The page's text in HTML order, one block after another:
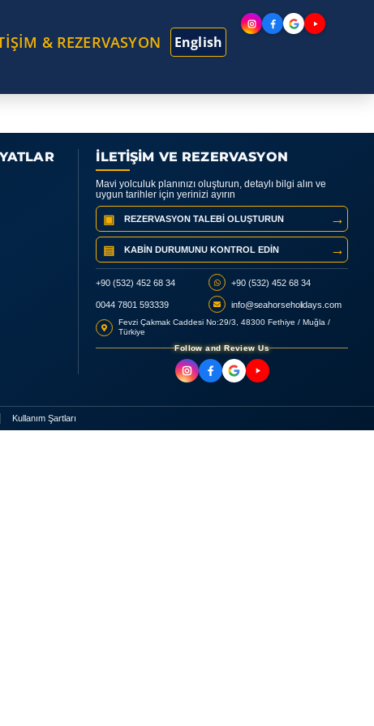
& REZERVASYON English
İLETİŞİM VE REZERVASYON
Mavi yolculuk planınızı oluşturun, detaylı bilgi alın ve
uygun tarihler için yerinizi ayırın
▣ REZERVASYON TALEBI OLUŞTURUN →
▤ KABIN DURUMUNU KONTROL EDIN →
+90 (532) 452 68 34 +90 (532) 452 68 34
0044 7801 593339 info@seahorseholidays.com
Fevzi Çakmak Caddesi No:29/3, 48300 Fethiye / Muğla /
Türkiye
Follow and Review Us
Kullanım Şartları